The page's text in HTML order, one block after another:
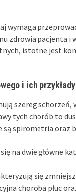
wymaga
zdrowia pacjenta i
istotne jest
i ich
szereg schorzeń,
tych chorób to
spirometria oraz
na dwie główne
się
choroba płuc